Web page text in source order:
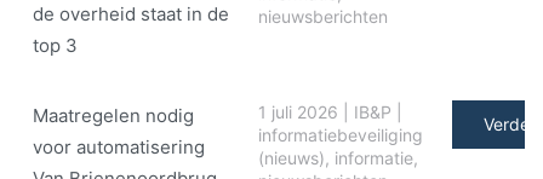
de overheid staat in de
top 3
nieuwsberichten
Maatregelen nodig
voor automatisering
1 juli 2026 IB&P
informatiebeveiliging
(nieuws), informatie,
Verder